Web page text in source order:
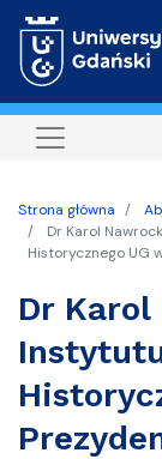
Strona główna
Dr Karol
Historycznego UG
Dr